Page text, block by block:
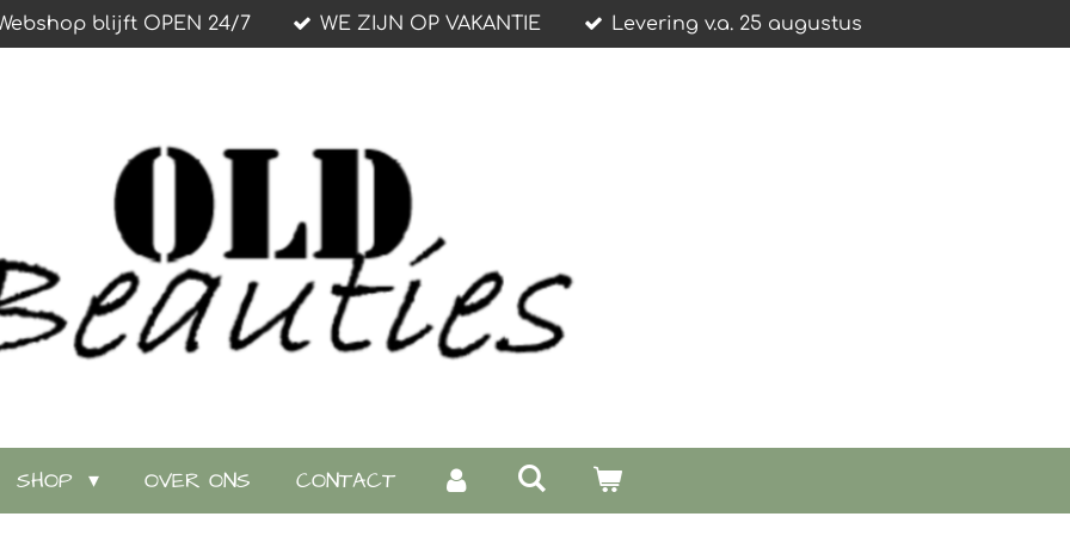
blijft OPEN 24/7 WE ZIJN OP VAKANTIE Levering v.a. 25 augustus
SHOP OVER ONS CONTACT